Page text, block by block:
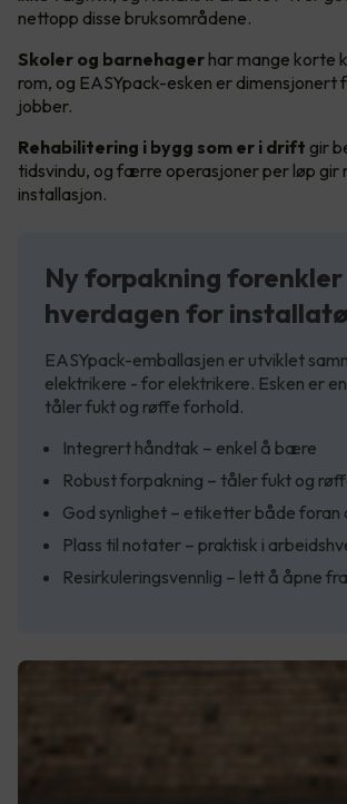
nettopp disse bruksområdene.
Skoler og barnehager har mange korte
rom, og EASYpack-esken er dimensjonert
jobber.
Rehabilitering i bygg som er i drift gir
tidsvindu, og færre operasjoner per løp gir
installasjon.
Ny forpakning forenkler
hverdagen for
EASYpack-emballasjen er utviklet
elektrikere - for elektrikere. Esken er
tåler fukt og røffe forhold.
Integrert håndtak – enkel å bære
Robust forpakning – tåler fukt og
God synlighet – etiketter både foran
Plass til notater – praktisk i
Resirkuleringsvennlig – lett å åpne